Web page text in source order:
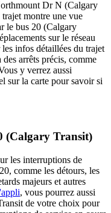
Dr N (Calgary
montre une vue
le bus 20 (Calgary
sur le réseau
infos détaillées du trajet
arrêts précis, comme
y verrez aussi
sur la carte pour savoir si
(Calgary Transit)
les interruptions de
comme les détours, les
majeurs et autres
, vous pourrez aussi
de votre choix pour